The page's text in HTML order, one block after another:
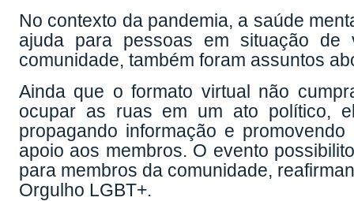
No contexto da pandemia, a saúde
ajuda para pessoas em situação de
comunidade, também foram assuntos
Ainda que o formato virtual não
ocupar as ruas em um ato político,
propagando informação e
apoio aos membros. O evento
para membros da comunidade,
Orgulho LGBT+.